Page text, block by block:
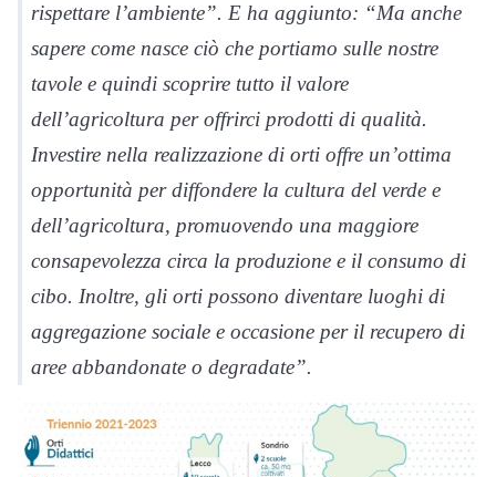
rispettare l’ambiente”. E ha aggiunto: “Ma anche
sapere come nasce ciò che portiamo sulle nostre
tavole e quindi scoprire tutto il valore
dell’agricoltura per offrirci prodotti di qualità.
Investire nella realizzazione di orti offre un’ottima
opportunità per diffondere la cultura del verde e
dell’agricoltura, promuovendo una maggiore
consapevolezza circa la produzione e il consumo di
cibo. Inoltre, gli orti possono diventare luoghi di
aggregazione sociale e occasione per il recupero di
aree abbandonate o degradate”.